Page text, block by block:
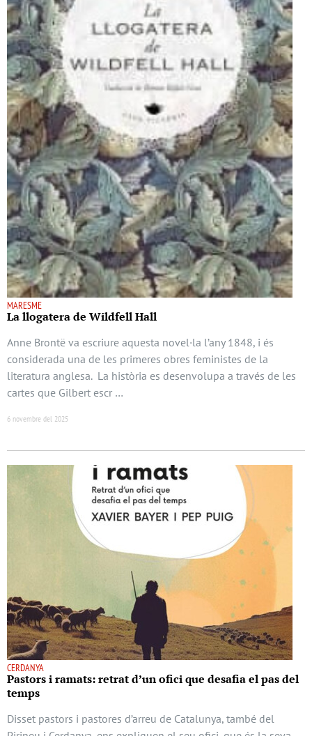
MARESME
La llogatera de Wildfell Hall
Anne Brontë va escriure aquesta novel·la l’any 1848, i és
considerada una de les primeres obres feministes de la
literatura anglesa. La història es desenvolupa a través de les
cartes que Gilbert escr …
6 novembre del 2025
CERDANYA
Pastors i ramats: retrat d’un ofici que desafia el pas del
temps
Disset pastors i pastores d’arreu de Catalunya, també del